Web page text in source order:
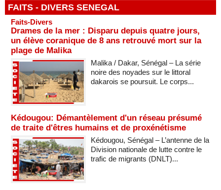
FAITS - DIVERS SENEGAL
Faits-Divers
Drames de la mer : Disparu depuis quatre jours,
un élève coranique de 8 ans retrouvé mort sur la
plage de Malika
Malika / Dakar, Sénégal – La série
noire des noyades sur le littoral
dakarois se poursuit. Le corps...
Kédougou: Démantèlement d'un réseau présumé
de traite d'êtres humains et de proxénétisme
Kédougou, Sénégal – L’antenne de la
Division nationale de lutte contre le
trafic de migrants (DNLT)...